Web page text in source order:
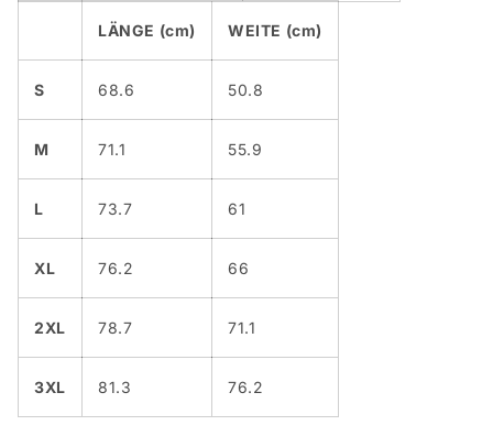
LÄNGE (cm) WEITE (cm)
S 68.6 50.8
M 71.1 55.9
L 73.7 61
XL 76.2 66
2XL 78.7 71.1
3XL 81.3 76.2